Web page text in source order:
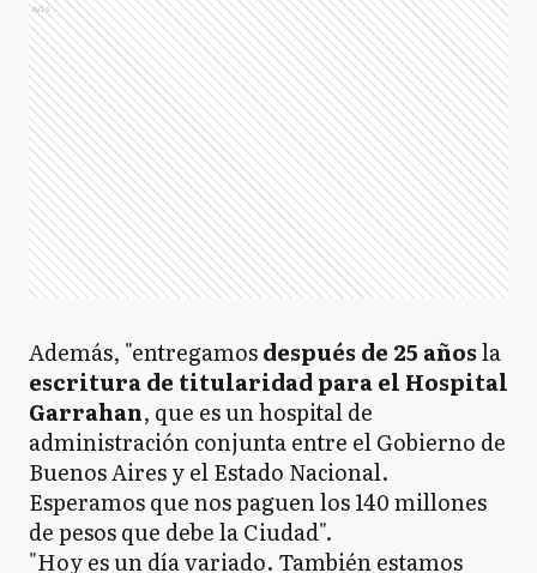
Ads
Además, "entregamosdespués de 25 añosla
escritura de titularidad para el Hospital
Garrahan, que es un hospital de
administración conjunta entre el Gobierno de
Buenos Aires y el Estado Nacional.
Esperamos que nos paguen los 140 millones
de pesos que debe la Ciudad".
"Hoy es un día variado. También estamos